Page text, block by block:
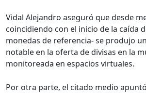
Vidal Alejandro aseguró que desde
coincidiendo con el inicio de la caída
monedas de referencia- se produjo
notable en la oferta de divisas en la
monitoreada en espacios virtuales.
Por otra parte, el citado medio